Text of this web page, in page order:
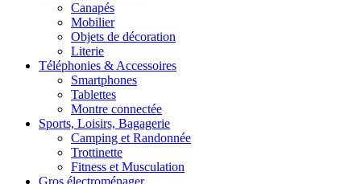
Canapés
Mobilier
Objets de décoration
Literie
Téléphonies & Accessoires
Smartphones
Tablettes
Montre connectée
Sports, Loisirs, Bagagerie
Camping et Randonnée
Trottinette
Fitness et Musculation
Gros électroménager